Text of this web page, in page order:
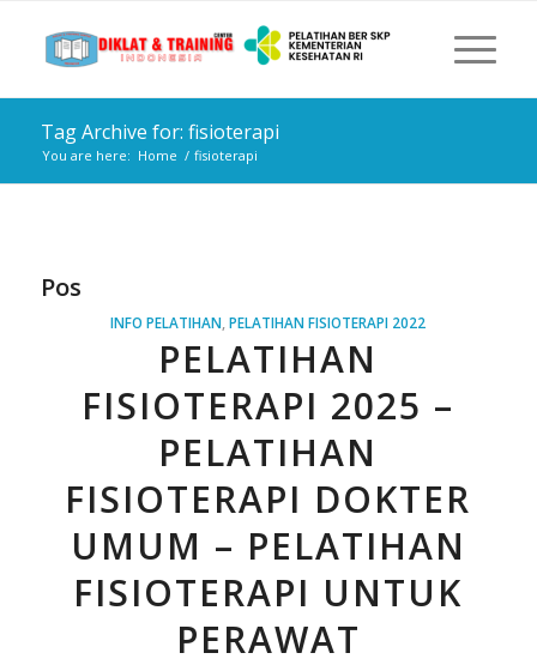
Tag Archive for: fisioterapi
You are here: Home / fisioterapi
Pos
INFO PELATIHAN ,PELATIHAN FISIOTERAPI 2022
PELATIHAN
FISIOTERAPI 2025 –
PELATIHAN
FISIOTERAPI DOKTER
UMUM – PELATIHAN
FISIOTERAPI UNTUK
PERAWAT